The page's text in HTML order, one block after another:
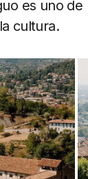
es uno
cultura.